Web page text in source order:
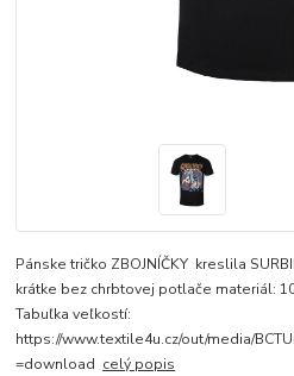
Pánske tričko ZBOJNÍČKY kreslila
krátke bez chrbtovej potlače materiál:
Tabuľka veľkostí:
https://www.textile4u.cz/out/media/
=download celý popis